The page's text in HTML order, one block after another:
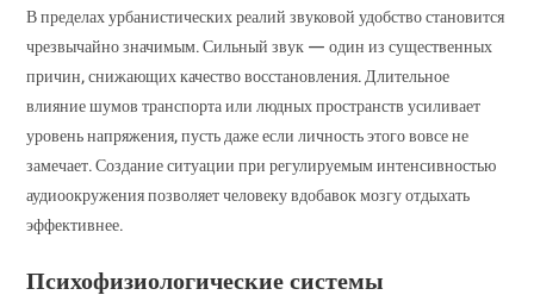
В пределах урбанистических реалий звуковой удобство становится
чрезвычайно значимым. Сильный звук — один из существенных
причин, снижающих качество восстановления. Длительное
влияние шумов транспорта или людных пространств усиливает
уровень напряжения, пусть даже если личность этого вовсе не
замечает. Создание ситуации при регулируемым интенсивностью
аудиоокружения позволяет человеку вдобавок мозгу отдыхать
эффективнее.
Психофизиологические системы